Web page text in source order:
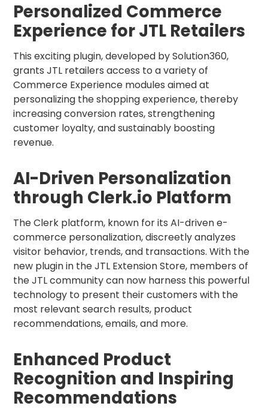
Personalized Commerce
Experience for JTL Retailers
This exciting plugin, developed by Solution360,
grants JTL retailers access to a variety of
Commerce Experience modules aimed at
personalizing the shopping experience, thereby
increasing conversion rates, strengthening
customer loyalty, and sustainably boosting
revenue.
AI-Driven Personalization
through Clerk.io Platform
The Clerk platform, known for its AI-driven e-
commerce personalization, discreetly analyzes
visitor behavior, trends, and transactions. With the
new plugin in the JTL Extension Store, members of
the JTL community can now harness this powerful
technology to present their customers with the
most relevant search results, product
recommendations, emails, and more.
Enhanced Product
Recognition and Inspiring
Recommendations